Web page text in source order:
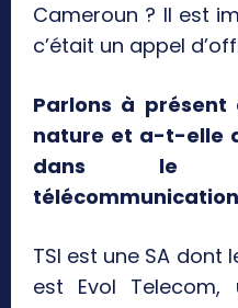
Cameroun ? Il est
c’était un appel
Parlons à présent
nature et a-t-elle
dans le
TSI est une SA dont
est Evol